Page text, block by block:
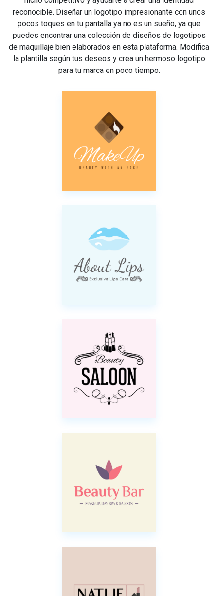
reconocible. Diseñar un logotipo impresionante con unos
pocos toques en tu pantalla ya no es un sueño, ya que
puedes encontrar una colección de diseños de logotipos
de maquillaje bien elaborados en esta plataforma. Modifica
la plantilla según tus deseos y crea un hermoso logotipo
para tu marca en poco tiempo.